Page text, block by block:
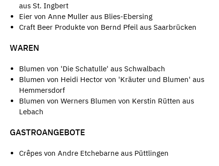
aus St. Ingbert
Eier von Anne Muller aus Blies-Ebersing
Craft Beer Produkte von Bernd Pfeil aus Saarbrücken
WAREN
Blumen von 'Die Schatulle' aus Schwalbach
Blumen von Heidi Hector von 'Kräuter und Blumen' aus
Hemmersdorf
Blumen von Werners Blumen von Kerstin Rütten aus
Lebach
GASTROANGEBOTE
Crêpes von Andre Etchebarne aus Püttlingen